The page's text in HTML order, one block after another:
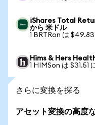
iShares Total
から 米ドル
1 BRTRon は
Hims & Hers
1 HIMSon は $31.51
さらに変換を探る
アセット変換の高度